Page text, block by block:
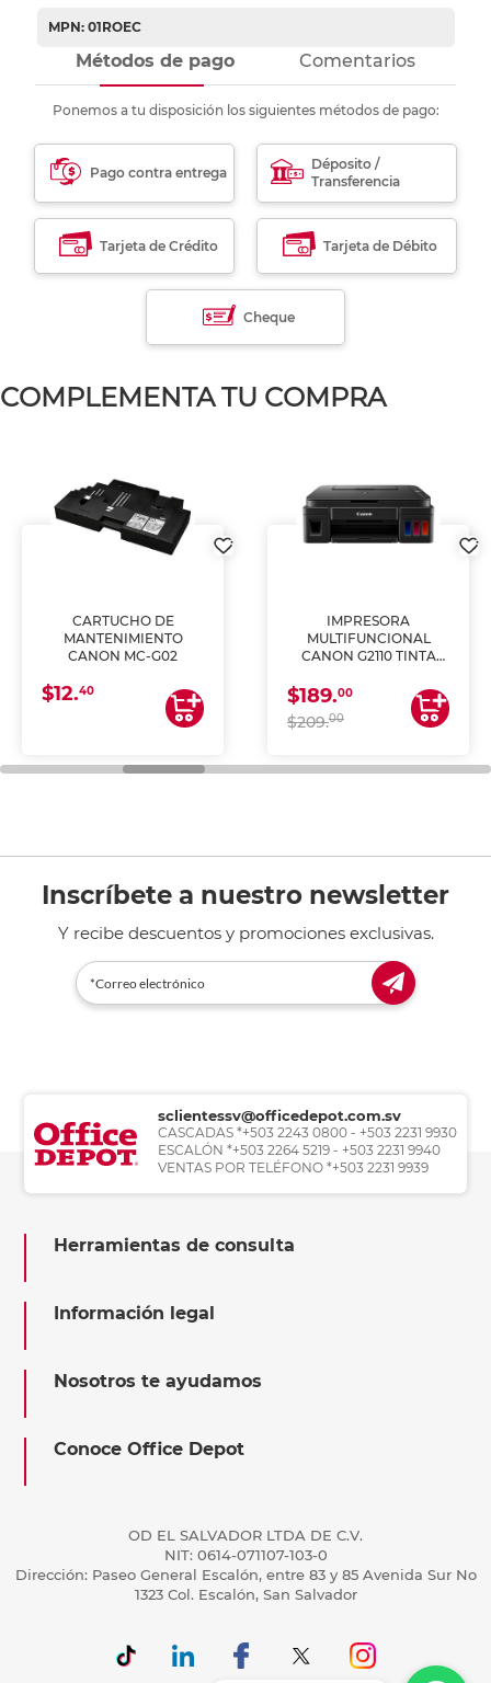
MPN: 01ROEC
Métodos de pago Comentarios
Ponemos a tu disposición los siguientes métodos de pago:
Pago contra entrega
Déposito /
Transferencia
Tarjeta de Crédito Tarjeta de Débito
Cheque
COMPLEMENTA TU COMPRA
CARTUCHO DE
MANTENIMIENTO
CANON MC-G02
$12.40
IMPRESORA
MULTIFUNCIONAL
CANON G2110 TINTA
$189.00
$209.00
Inscríbete a nuestro newsletter
Y recibe descuentos y promociones exclusivas.
sclientessv@officedepot.com.sv
CASCADAS *+503 2243 0800 - +503 2231 9930
ESCALÓN *+503 2264 5219 - +503 2231 9940
VENTAS POR TELÉFONO *+503 2231 9939
Herramientas de consulta
Información legal
Nosotros te ayudamos
Conoce Office Depot
OD EL SALVADOR LTDA DE C.V.
NIT: 0614-071107-103-0
Dirección: Paseo General Escalón, entre 83 y 85 Avenida Sur No
1323 Col. Escalón, San Salvador